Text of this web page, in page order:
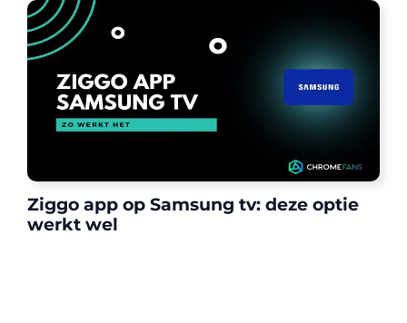
Ziggo app op Samsung tv: deze optie
werkt wel